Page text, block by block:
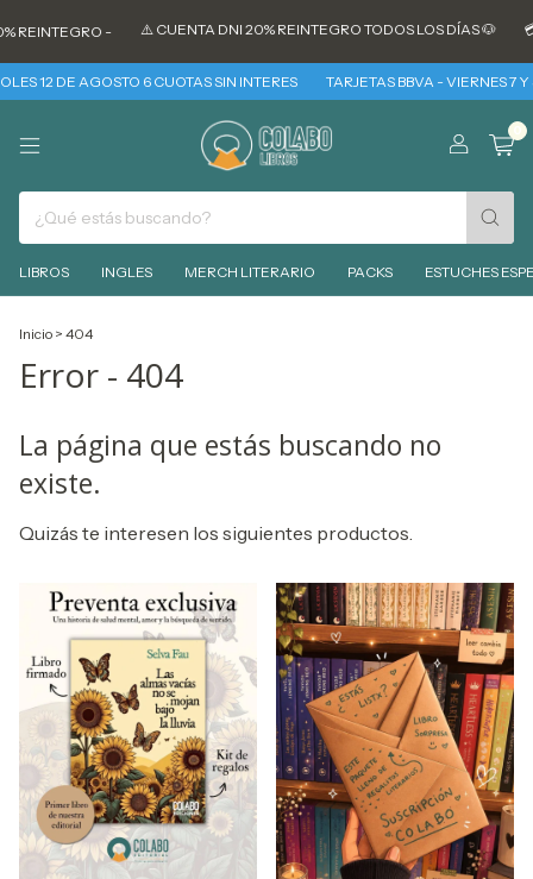
REINTEGRO - ⚠️ CUENTA DNI 20% REINTEGRO TODOS LOS DÍAS 🐶
12 DE AGOSTO 6 CUOTAS SIN INTERES TARJETAS BBVA - VIERNES 7
LIBROS INGLES MERCH LITERARIO PACKS ESTUCHES
Inicio > 404
Error - 404
La página que estás buscando no
existe.
Quizás te interesen los siguientes productos.